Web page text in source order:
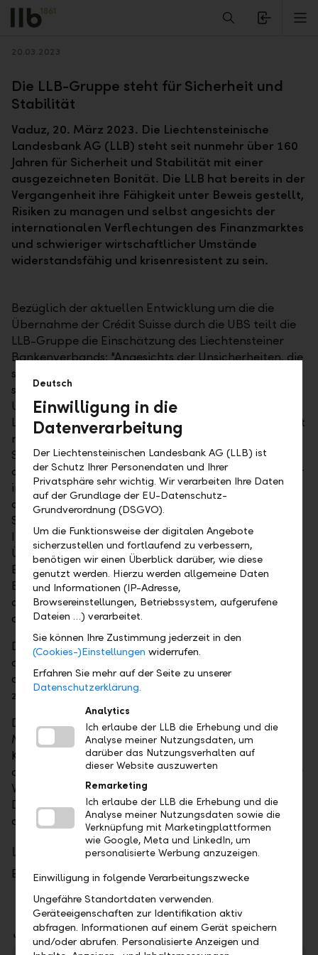
Alerts.Headline
Zurück
20.03.2023
Die LLB-Gruppe steht für Sicherheit und
Stabilität
Vaduz, 20. März 2023. Die Liechtensteinische
Landesbank AG (LLB) steht seit nunmehr über 160
Jahren für Sicherheit und Stabilität mit einer
ausgezeichneten Bonität. Die LLB hat bereits in der
Vergangenheit ihre Fähigkeit unter Beweis gestellt,
Risiken zu managen und selbst angesichts der
internationalen Verflechtungen des Finanzmarktes
und schwieriger wirtschaftlicher Umstände
widerstandsfähig und krisenresistent zu sein.
Bezüglich der aktuellen Entwicklung um die die
Übernahme der Crédit Suisse durch die UBS teilt die
LLB-Gruppe die Einschätzung des Liechtensteiner
Bankenverbands: "Angesichts der Unsicherheiten, die
sich in den vergangenen Tagen zugespitzt haben,
scheint die Übernahme der Crédit Suisse durch die
UBS die einzig noch gangbare und vernünftige
Lösung gewesen zu sein. Die gefundene Lösung schafft
nun definitiv Klarheit am Markt und dient der
Sicherung der Finanzstabilität in der Schweiz, aber
auch weltweit. Dies ist infolge der Verflechtungen der
internationalen Finanzmärkte, aber auch aufgrund
der engen Beziehungen von Liechtenstein mit der
Schweizer Volkswirtschaft für unser Land und unsere
Institute ebenso von grosser Wichtigkeit. Die
Übernahme wird mit Sicherheit keinen negativen
Einfluss auf die Stabilität der liechtensteinischen
Banken haben. Es ist nun zu hoffen, dass sich durch
die vereinbarte Übernahme auch die Situation an
den Finanzmärkten wieder beruhigt."
Die LLB evaluiert laufend die Geschäftstätigkeit mit
der CS. Bis anhin sind bei der LLB keine
operationellen Probleme bei Geschäften mit der CS
zu verzeichnen.
Die LLB-Gruppe verfügt über eine breit diversifizierte
Marktinfrastruktur, bei der die CS nicht als
Korrespondenzbank agiert. Das Asset Management
der LLB hat keine nennenswerten CS-Bestände in der
Vermögensverwaltung direkt oder in LLB-Fonds.
Daher sollten alle Geschäfte mit der CS wie geplant
abgeschlossen werden können.
LLB: Bestes Konzernergebnis seit 10 Jahren
Erfahren Sie mehr im Download.
Downloads
Deutsch
Einwilligung in die
Datenverarbeitung
Der Liechtensteinischen Landesbank AG (LLB) ist
der Schutz Ihrer Personendaten und Ihrer
Privatsphäre sehr wichtig. Wir verarbeiten Ihre Daten
auf der Grundlage der EU-Datenschutz-
Grundverordnung (DSGVO).
Um die Funktionsweise der digitalen Angebote
sicherzustellen und fortlaufend zu verbessern,
benötigen wir einen Überblick darüber, wie diese
genutzt werden. Hierzu werden allgemeine Daten
und Informationen (IP-Adresse,
Browsereinstellungen, Betriebssystem, aufgerufene
Dateien …) verarbeitet.
Sie können Ihre Zustimmung jederzeit in den
(Cookies-)Einstellungen widerrufen.
Erfahren Sie mehr auf der Seite zu unserer
Datenschutzerklärung.
Analytics
Ich erlaube der LLB die Erhebung und die
Analyse meiner Nutzungsdaten, um
darüber das Nutzungsverhalten auf
dieser Website auszuwerten
Remarketing
Ich erlaube der LLB die Erhebung und die
Analyse meiner Nutzungsdaten sowie die
Verknüpfung mit Marketingplattformen
wie Google, Meta und LinkedIn, um
personalisierte Werbung anzuzeigen.
Einwilligung in folgende Verarbeitungszwecke
Ungefähre Standortdaten verwenden.
Geräteeigenschaften zur Identifikation aktiv
abfragen. Informationen auf einem Gerät speichern
und/oder abrufen. Personalisierte Anzeigen und